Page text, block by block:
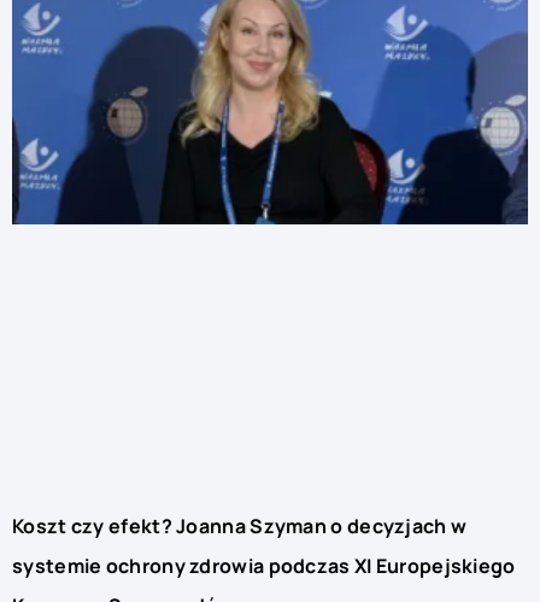
Koszt czy efekt? Joanna Szyman o decyzjach w
systemie ochrony zdrowia podczas XI Europejskiego